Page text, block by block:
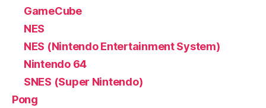
GameCube
NES
NES (Nintendo Entertainment System)
Nintendo 64
SNES (Super Nintendo)
Pong